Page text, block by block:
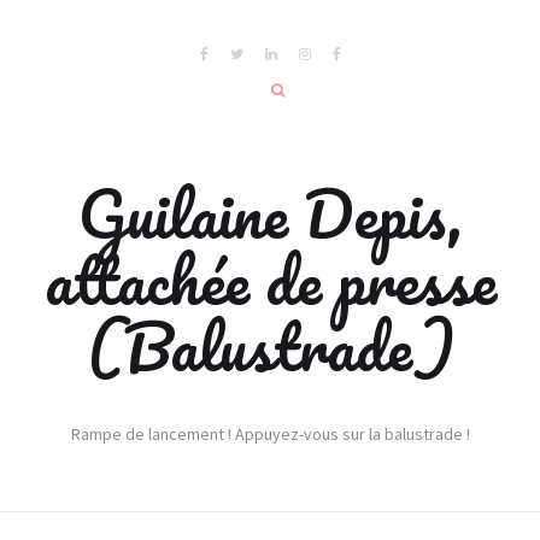
Guilaine Depis,
attachée de presse
(Balustrade)
Rampe de lancement ! Appuyez-vous sur la balustrade !